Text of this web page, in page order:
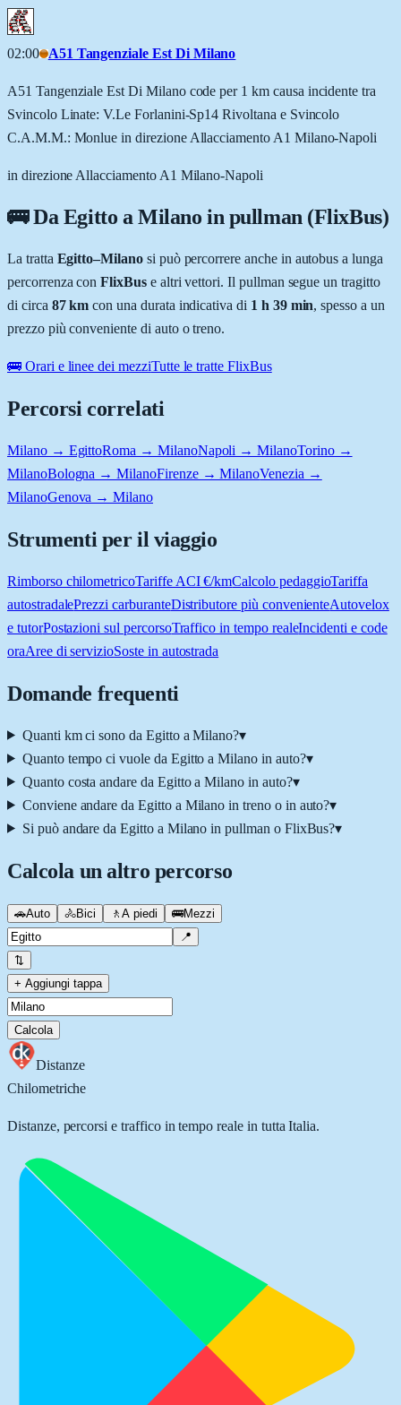
02:00 A51 Tangenziale Est Di Milano
A51 Tangenziale Est Di Milano code per 1 km causa incidente tra
Svincolo Linate: V.Le Forlanini-Sp14 Rivoltana e Svincolo
C.A.M.M.: Monlue in direzione Allacciamento A1 Milano-Napoli
in direzione Allacciamento A1 Milano-Napoli
🚌 DaEgitto aMilano in pullman (FlixBus)
La tratta Egitto–Milanosi può percorrere anche in autobus a lunga
percorrenza conFlixBuse altri vettori. Il pullman segue un tragitto
di circa 87km con una durata indicativa di 1 h 39 min, spesso a un
prezzo più conveniente di auto o treno.
🚌 Orari e linee dei mezziTutte le tratte FlixBus
Percorsi correlati
Milano → EgittoRoma → MilanoNapoli → MilanoTorino →
MilanoBologna → MilanoFirenze → MilanoVenezia →
MilanoGenova → Milano
Strumenti per il viaggio
Rimborso chilometricoTariffe ACI €/kmCalcolo pedaggioTariffa
autostradalePrezzi carburanteDistributore più convenienteAutovelox
e tutorPostazioni sul percorsoTraffico in tempo realeIncidenti e code
oraAree di servizioSoste in autostrada
Domande frequenti
Quanti km ci sono da Egitto a Milano?▾
Quanto tempo ci vuole da Egitto a Milano in auto?▾
Quanto costa andare da Egitto a Milano in auto?▾
Conviene andare da Egitto a Milano in treno o in auto?▾
Si può andare da Egitto a Milano in pullman o FlixBus?▾
Calcola un altro percorso
🚗Auto 🚴Bici 🚶 A piedi 🚌Mezzi
📍
⇅
+ Aggiungi tappa
Calcola
Distanze
Chilometriche
Distanze, percorsi e traffico in tempo reale in tutta Italia.